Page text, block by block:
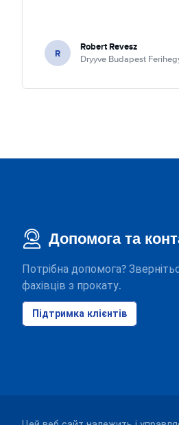
R Robert Revesz
Dryyve Budapest
Допомога та
Потрібна допомога?
фахівців з прокату.
Підтримка клієнтів